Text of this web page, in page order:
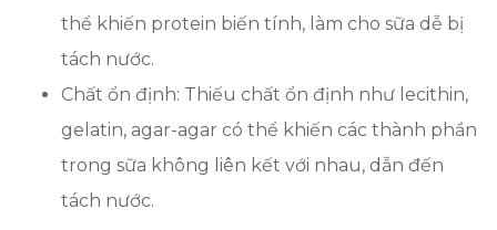
thể khiến protein biến tính, làm cho sữa dễ bị
tách nước.
Chất ổn định: Thiếu chất ổn định như lecithin,
gelatin, agar-agar có thể khiến các thành phần
trong sữa không liên kết với nhau, dẫn đến
tách nước.